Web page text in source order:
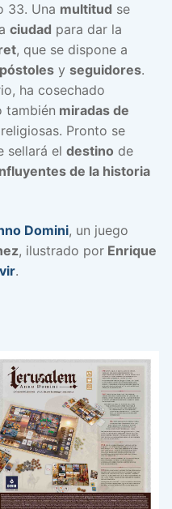
33. Una multitud se
ciudad para dar la
, que se dispone a
y seguidores.
ha cosechado
también miradas de
Pronto se
sellará el destino de
de la historia
Domini, un juego
, ilustrado por Enrique
.